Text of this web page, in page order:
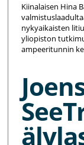
Kiinalaisen Hina
nykyaikaisten
yliopiston
ampeeritunnin